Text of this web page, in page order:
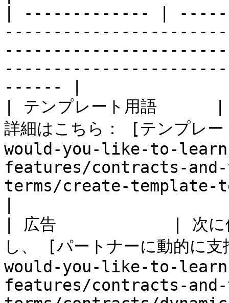
| ------------- |
------ |
| テンプレート用語      |
詳細はこちら： [テンプ
would-you-like-to-
features/contracts-
terms/create-template-
| 広告            | 次に使用
し、 [パートナーに動的
would-you-like-to-
features/contracts-